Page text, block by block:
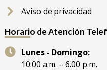
Aviso de privacidad
Horario de Atención
Lunes - Domingo:
10:00 a.m. – 6.00 p.m.